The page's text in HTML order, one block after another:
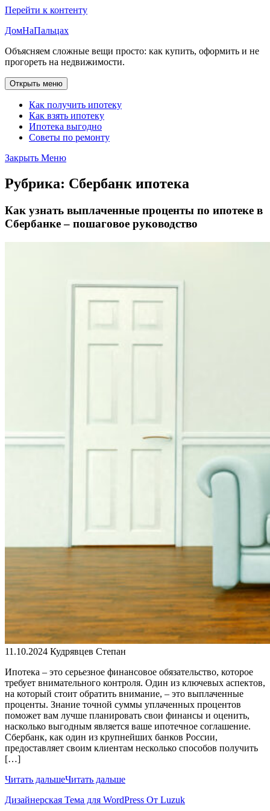
Перейти к контенту
ДомНаПальцах
Объясняем сложные вещи просто: как купить, оформить и не
прогореть на недвижимости.
Открыть меню
Как получить ипотеку
Как взять ипотеку
Ипотека выгодно
Советы по ремонту
Закрыть Меню
Рубрика: Сбербанк ипотека
Как узнать выплаченные проценты по ипотеке в
Сбербанке – пошаговое руководство
11.10.2024 Кудрявцев Степан
Ипотека – это серьезное финансовое обязательство, которое
требует внимательного контроля. Один из ключевых аспектов,
на который стоит обратить внимание, – это выплаченные
проценты. Знание точной суммы уплаченных процентов
поможет вам лучше планировать свои финансы и оценить,
насколько выгодным является ваше ипотечное соглашение.
Сбербанк, как один из крупнейших банков России,
предоставляет своим клиентам несколько способов получить
[…]
Читать дальшеЧитать дальше
Дизайнерская Тема для WordPress От Luzuk